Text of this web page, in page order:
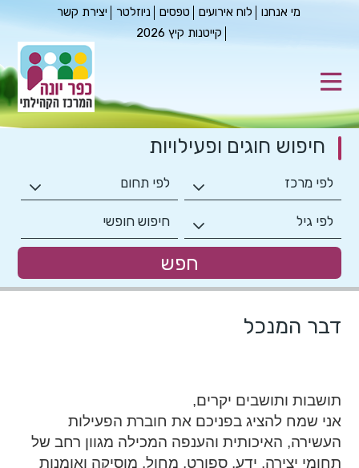
מי אנחנו לוח אירועים טפסים ניוזלטר
יצירת קשר
קייטנות קיץ 2026
חיפוש חוגים ופעילויות
דבר המנכל
תושבות ותושבים יקרים,
אני שמח להציג בפניכם את חוברת הפעילות
העשירה, האיכותית והענפה המכילה מגוון רחב של
תחומי יצירה, ידע, ספורט, מחול, מוסיקה ואומנות